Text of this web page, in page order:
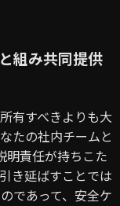
組み共同提供
有すべきよりも大
たの社内チームと
責任が持ちこた
き延ばすことでは
であって、安全ケ